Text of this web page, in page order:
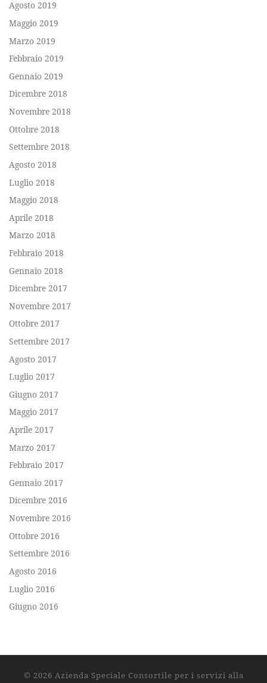
Agosto 2019
Maggio 2019
Marzo 2019
Febbraio 2019
Gennaio 2019
Dicembre 2018
Novembre 2018
Ottobre 2018
Settembre 2018
Agosto 2018
Luglio 2018
Maggio 2018
Aprile 2018
Marzo 2018
Febbraio 2018
Gennaio 2018
Dicembre 2017
Novembre 2017
Ottobre 2017
Settembre 2017
Agosto 2017
Luglio 2017
Giugno 2017
Maggio 2017
Aprile 2017
Marzo 2017
Febbraio 2017
Gennaio 2017
Dicembre 2016
Novembre 2016
Ottobre 2016
Settembre 2016
Agosto 2016
Luglio 2016
Giugno 2016
© 2026 Azienda Speciale Consortile per i servizi alla